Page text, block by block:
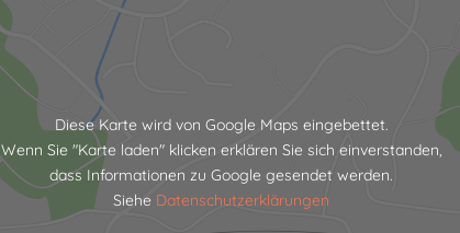
Diese Karte wird von Google Maps eingebettet.
Wenn Sie "Karte laden" klicken erklären Sie sich einverstanden,
dass Informationen zu Google gesendet werden.
Siehe Datenschutzerklärungen